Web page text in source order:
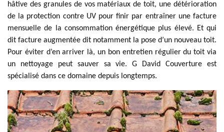
hâtive des granules de vos matériaux de toit, une détérioration
de la protection contre UV pour finir par entraîner une facture
mensuelle de la consommation énergétique plus élevé. Et qui
dit facture augmentée dit notamment la pose d’un nouveau toit.
Pour éviter d’en arriver là, un bon entretien régulier du toit via
un nettoyage peut sauver sa vie. G David Couverture est
spécialisé dans ce domaine depuis longtemps.